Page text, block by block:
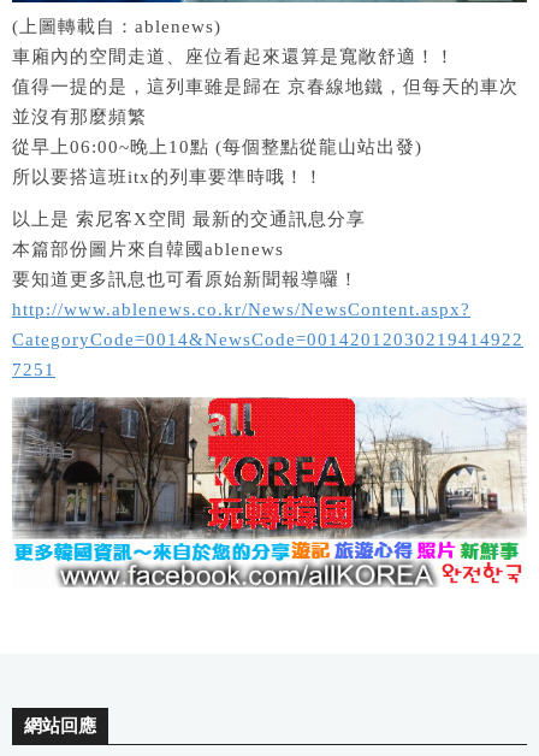
(上圖轉載自：ablenews)
車廂內的空間走道、座位看起來還算是寬敞舒適！！
值得一提的是，這列車雖是歸在 京春線地鐵，但每天的車次
並沒有那麼頻繁
從早上06:00~晚上10點 (每個整點從龍山站出發)
所以要搭這班itx的列車要準時哦！！
以上是 索尼客X空間 最新的交通訊息分享
本篇部份圖片來自韓國ablenews
要知道更多訊息也可看原始新聞報導囉！
http://www.ablenews.co.kr/News/NewsContent.aspx?
CategoryCode=0014&NewsCode=00142012030219414922
7251
網站回應